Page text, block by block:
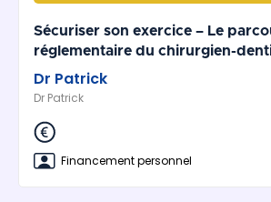
Sécuriser son exercice – Le
réglementaire du chirurgien-
Dr Patrick
Dr Patrick
Financement personnel